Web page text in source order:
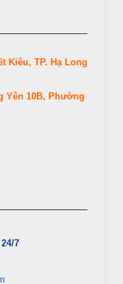
Kiêu, TP. Hạ Long
Yên 10B, Phường
7